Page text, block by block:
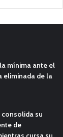
mínima ante el
eliminada de la
su
de